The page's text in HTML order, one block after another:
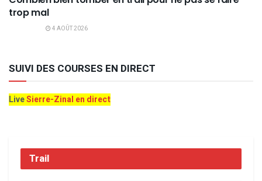
trop mal
4 AOÛT 2026
SUIVI DES COURSES EN DIRECT
LiveSierre-Zinal en direct
Trail